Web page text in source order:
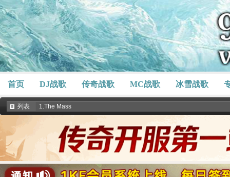
首页 DJ战歌 传奇战歌 MC战歌 冰雪战歌